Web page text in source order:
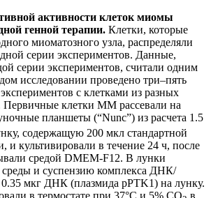
активности клеток миомы
генной терапии. Клетки, которые
миоматозного узла, распределяли
серии экспериментов. Данные,
серии экспериментов, считали одним
исследовании проведено три‒пять
с клетками из разных
Первичные клетки ММ рассевали на
планшеты (“Nunc”) из расчета 1.5
содержащую 200 мкл стандартной
и культивировали в течение 24 ч, после
средой DMEM-F12. В лунки
и суспензию комплекса ДНК/
0.35 мкг ДНК (плазмида pPTK1) на лунку.
в термостате при 37°С и 5% СО
в